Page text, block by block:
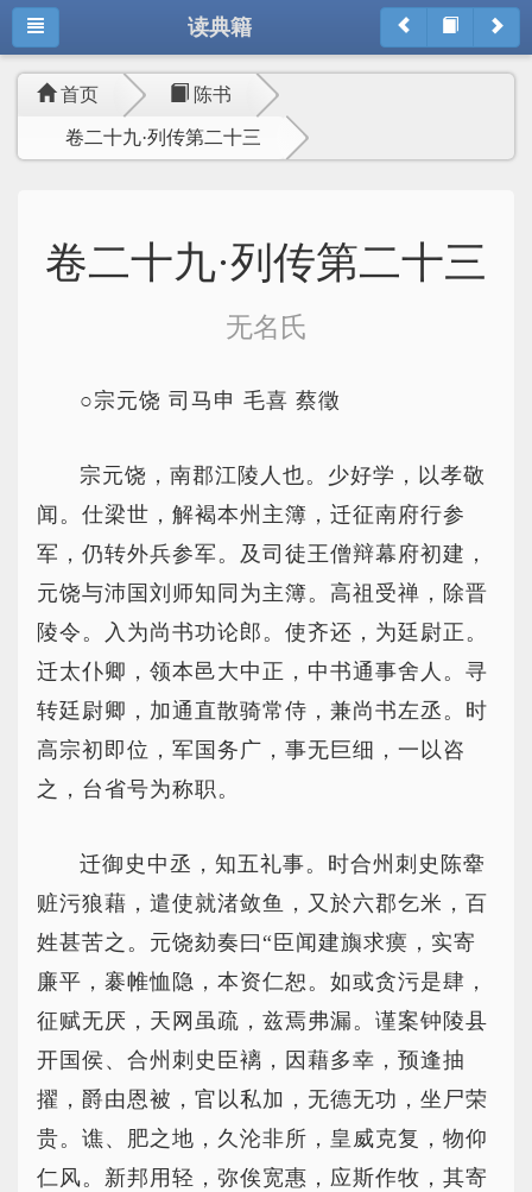
读典籍
首页 陈书
卷二十九·列传第二十三
卷二十九·列传第二十三
无名氏
○宗元饶 司马申 毛喜 蔡徵
宗元饶，南郡江陵人也。少好学，以孝敬
闻。仕梁世，解褐本州主簿，迁征南府行参
军，仍转外兵参军。及司徒王僧辩幕府初建，
元饶与沛国刘师知同为主簿。高祖受禅，除晋
陵令。入为尚书功论郎。使齐还，为廷尉正。
迁太仆卿，领本邑大中正，中书通事舍人。寻
转廷尉卿，加通直散骑常侍，兼尚书左丞。时
高宗初即位，军国务广，事无巨细，一以咨
之，台省号为称职。
迁御史中丞，知五礼事。时合州刺史陈舝
赃污狼藉，遣使就渚敛鱼，又於六郡乞米，百
姓甚苦之。元饶劾奏曰“臣闻建旟求瘼，实寄
廉平，褰帷恤隐，本资仁恕。如或贪污是肆，
征赋无厌，天网虽疏，兹焉弗漏。谨案钟陵县
开国侯、合州刺史臣褵，因藉多幸，预逢抽
擢，爵由恩被，官以私加，无德无功，坐尸荣
贵。谯、肥之地，久沦非所，皇威克复，物仰
仁风。新邦用轻，弥俟宽惠，应斯作牧，其寄